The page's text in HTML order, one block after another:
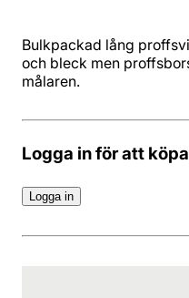
Bulkpackad lång
och bleck men
målaren.
Logga in för att köpa
Logga in